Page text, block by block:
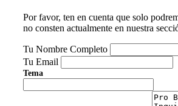
Por favor, ten en cuenta que solo
no consten actualmente en nuestra
Tu Nombre Completo
Tu Email
Tema